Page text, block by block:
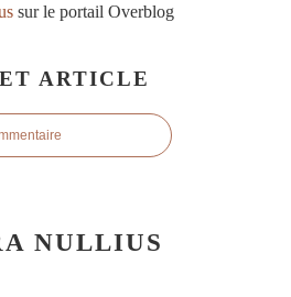
sur le portail Overblog
ARTICLE
NULLIUS